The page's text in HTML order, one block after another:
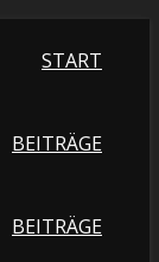
START
BEITRÄGE
BEITRÄGE